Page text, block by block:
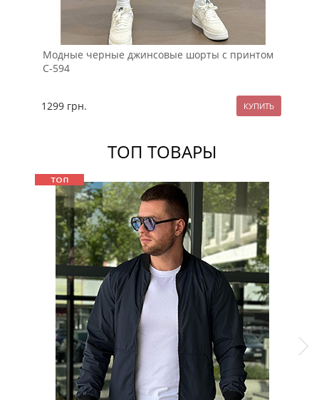
Модные черные джинсовые шорты с принтом
С-594
1299 грн.
ТОП ТОВАРЫ